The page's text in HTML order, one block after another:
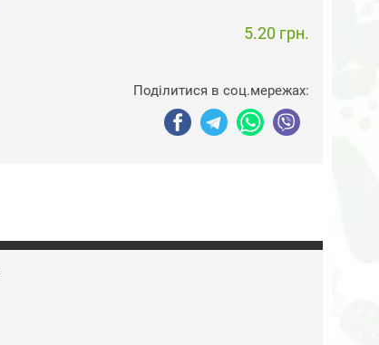
5.20 грн.
Поділитися в соц.мережах: